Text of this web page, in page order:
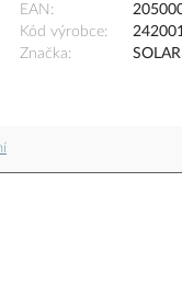
EAN
Kód výrobce
Značka